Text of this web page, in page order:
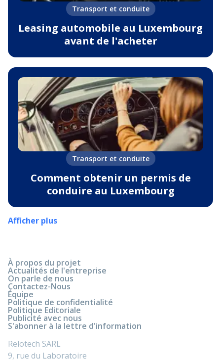
Transport et conduite
Leasing automobile au Luxembourg
avant de l'acheter
Transport et conduite
Comment obtenir un permis de
conduire au Luxembourg
Afficher plus
À propos du projet
Actualités de l'entreprise
On parle de nous
Contactez-Nous
Équipe
Politique de confidentialité
Politique Editoriale
Publicité avec nous
S'abonner à la lettre d'information
Relotech SARL
9, rue du Laboratoire